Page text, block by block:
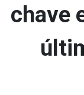
chave